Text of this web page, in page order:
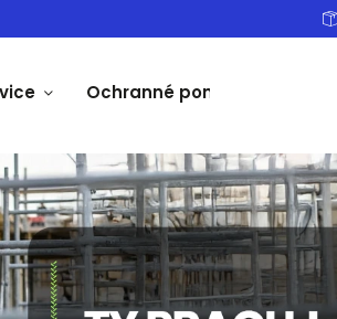
Ochranné pomôcky